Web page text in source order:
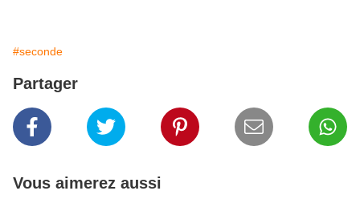
#seconde
Partager
Vous aimerez aussi